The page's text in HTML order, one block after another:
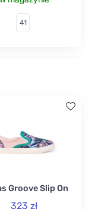
41
Groove Slip On
323 zł